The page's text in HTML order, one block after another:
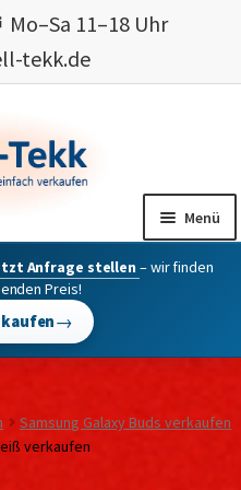
Mo–Sa 11–18 Uhr
tekk.de
Menü
Anfrage stellen – wir finden
Preis!
→
Samsung Galaxy Buds verkaufen
verkaufen